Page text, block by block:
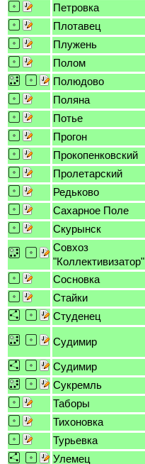
Петровка
Плотавец
Плужень
Полом
Полюдово
Поляна
Потье
Прогон
Прокопенковский
Пролетарский
Редьково
Сахарное Поле
Скурынск
Совхоз
"Коллективизатор"
Сосновка
Стайки
Студенец
Судимир
Судимир
Сукремль
Таборы
Тихоновка
Турьевка
Улемец